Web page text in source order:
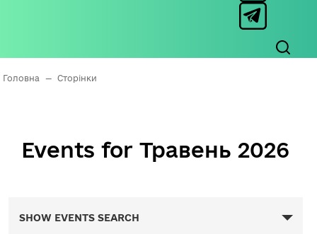
Головна — Сторінки
Events for Травень 2026
Events
SHOW EVENTS SEARCH